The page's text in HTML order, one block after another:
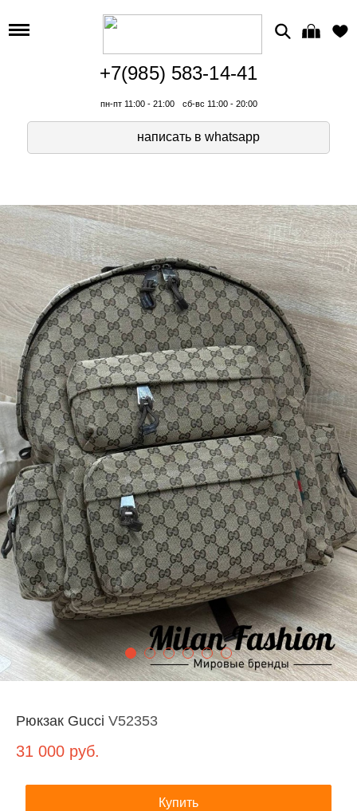
+7(985) 583-14-41
пн-пт 11:00 - 21:00 сб-вс 11:00 - 20:00
написать в whatsapp
Рюкзак Gucci V52353
31 000 руб.
Купить